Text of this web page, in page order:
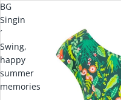
BG
Singin
´
Swing,
happy
summer
memories